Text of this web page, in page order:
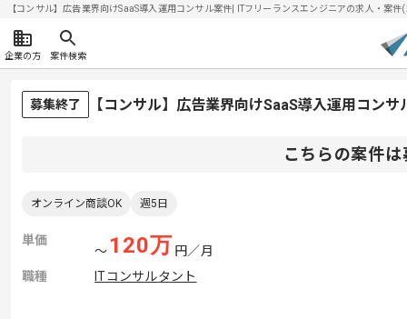
【コンサル】広告業界向けSaaS導入運用コンサル案件| ITフリーランスエンジニアの求人・案
企業の方 案件検索
募集終了 【コンサル】広告業界向けSaaS導入運用コン
こちらの案件
オンライン商談OK 週5日
単価
〜 120万 円／月
職種
ITコンサルタント